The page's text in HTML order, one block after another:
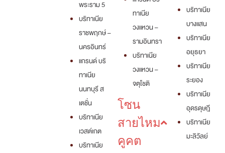
พระราม 5
บริทาเนีย
ราชพฤกษ์ –
นครอินทร์
แกรนด์ บริ
ทาเนีย
นนทบุรี ส
เตชั่น
บริทาเนีย
เวสต์เกต
บริทาเนีย
ทาเนีย
วงแหวน –
รามอินทรา
บริทาเนีย
วงแหวน –
จตุโชติ
โซน
สายไหม
คูคต
บริทาเนีย
บางแสน
บริทาเนีย
อยุธยา
บริทาเนีย
ระยอง
บริทาเนีย
อุดรดุษฎี
บริทาเนีย
มะลิวัลย์